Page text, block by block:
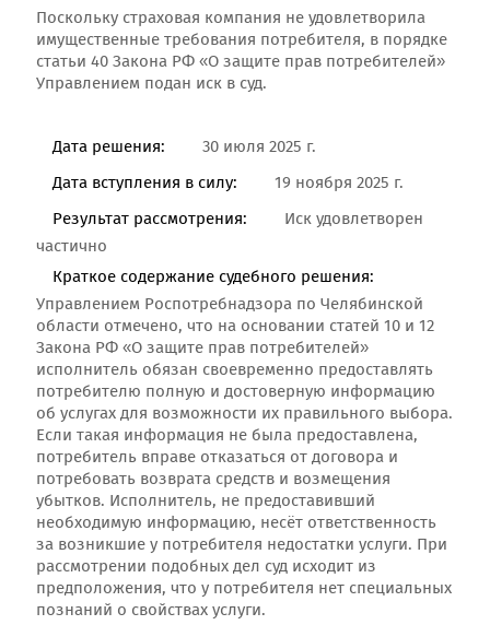
Поскольку страховая компания не удовлетворила
имущественные требования потребителя, в порядке
статьи 40 Закона РФ «О защите прав потребителей»
Управлением подан иск в суд.
Дата решения:
30 июля 2025 г.
Дата вступления в силу:
19 ноября 2025 г.
Результат рассмотрения:
Иск удовлетворен
частично
Краткое содержание судебного решения:
Управлением Роспотребнадзора по Челябинской
области отмечено, что на основании статей 10 и 12
Закона РФ «О защите прав потребителей»
исполнитель обязан своевременно предоставлять
потребителю полную и достоверную информацию
об услугах для возможности их правильного выбора.
Если такая информация не была предоставлена,
потребитель вправе отказаться от договора и
потребовать возврата средств и возмещения
убытков. Исполнитель, не предоставивший
необходимую информацию, несёт ответственность
за возникшие у потребителя недостатки услуги. При
рассмотрении подобных дел суд исходит из
предположения, что у потребителя нет специальных
познаний о свойствах услуги.